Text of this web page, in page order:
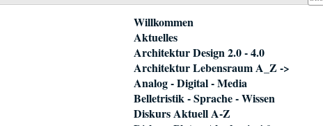
Navigation
überspringen
Willkommen
Aktuelles
Architektur Design 2.0 - 4.0
Architektur Lebensraum A_Z ->
Analog - Digital - Media
Belletristik - Sprache - Wissen
Diskurs Aktuell A-Z